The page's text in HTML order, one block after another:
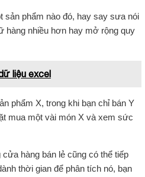
sản phẩm nào đó, hay say sưa nói
hàng nhiều hơn hay mở rộng quy
liệu excel
phẩm X, trong khi bạn chỉ bán Y
mua một vài món X và xem sức
hàng bán lẻ cũng có thể tiếp
thời gian để phân tích nó, bạn